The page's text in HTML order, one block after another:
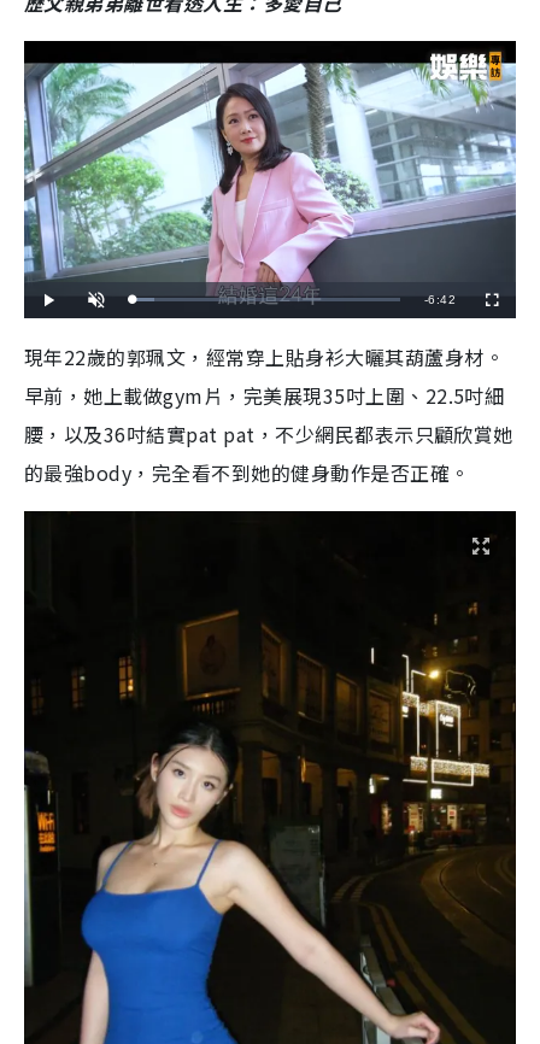
l
n
t
e
L
o
e
d
8
.
6
%
R
m
a
i
n
i
m
-6:42
u
s
c
e
e
現年22歲的郭珮文，經常穿上貼身衫大曬其葫蘆身材。
早前，她上載做gym片，完美展現35吋上圍、22.5吋細
腰，以及36吋結實pat pat，不少網民都表示只顧欣賞她
的最強body，完全看不到她的健身動作是否正確。